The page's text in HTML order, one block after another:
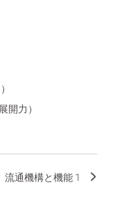
開力）
流通機構と機能 1